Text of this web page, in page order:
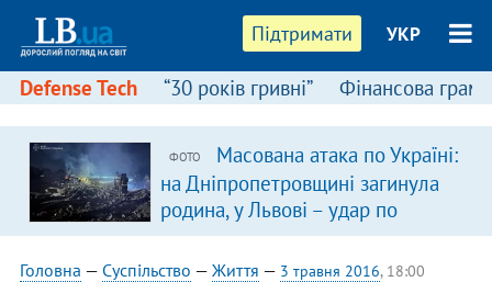
Підтримати УКР
Defense Tech “30 років гривні” Фінансова
ФОТО
Масована атака по Україні:
на Дніпропетровщині загинула
родина, у Львові – удар по
багатоповерхівках
(доповнюється)
Головна — Суспільство — Життя — 3 травня 2016, 18:00